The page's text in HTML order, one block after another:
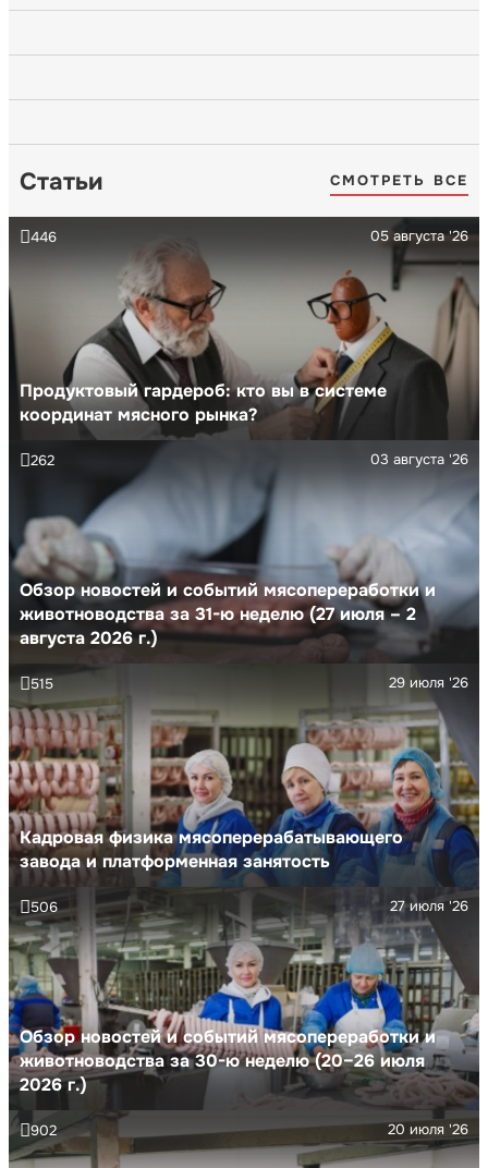
Статьи СМОТРЕТЬ ВСЕ
Продуктовый гардероб: кто вы в системе
координат мясного рынка?
05 августа '26
446
Обзор новостей и событий мясопереработки и
животноводства за 31-ю неделю (27 июля – 2
августа 2026 г.)
03 августа '26
262
Кадровая физика мясоперерабатывающего
завода и платформенная занятость
29 июля '26
515
Обзор новостей и событий мясопереработки и
животноводства за 30-ю неделю (20–26 июля
2026 г.)
27 июля '26
506
20 июля '26
902